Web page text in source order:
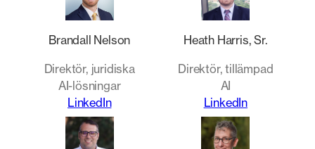
Brandall Nelson
Direktör, juridiska
AI-lösningar
LinkedIn
Heath Harris, Sr.
Direktör, tillämpad
AI
LinkedIn